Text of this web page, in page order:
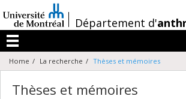
au
contenu
/Département d'
Menu
Home La recherche Thèses et mémoires
Thèses et mémoires